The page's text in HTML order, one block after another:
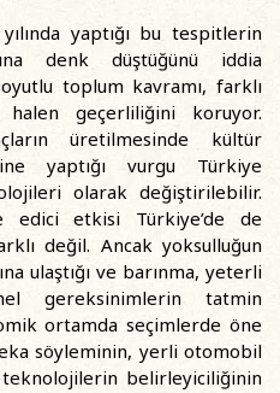
yaptığı bu tespitlerin
denk düştüğünü iddia
toplum kavramı, farklı
geçerliliğini koruyor.
üretilmesinde kültür
yaptığı vurgu Türkiye
olarak değiştirilebilir.
edici etkisi Türkiye’de de
değil. Ancak yoksulluğun
ulaştığı ve barınma, yeterli
gereksinimlerin tatmin
ortamda seçimlerde öne
söyleminin, yerli otomobil
belirleyiciliğinin